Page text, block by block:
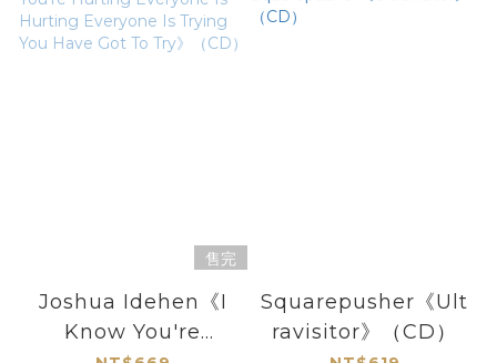
售完
Joshua Idehen《I
Know You're
Squarepusher《Ult
ravisitor》（CD）